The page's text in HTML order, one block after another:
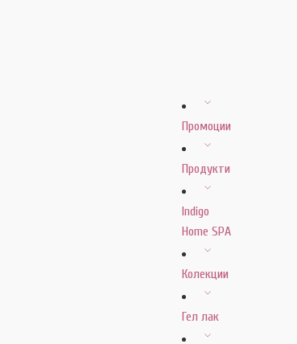
Промоции
Продукти
Indigo
Home SPA
Колекции
Гел лак